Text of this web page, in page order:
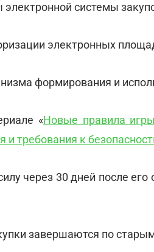
системы
электронных
формирования и
«Новые правила
и требования к
через 30 дней после
завершаются по